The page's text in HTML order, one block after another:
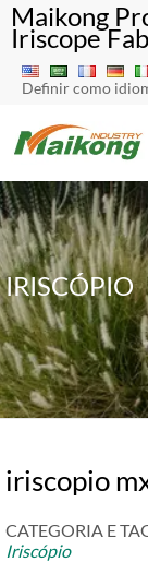
Maikong
Iriscope
Definir como
IRISCÓPIO
iriscopio
CATEGORIA E
Iriscópio